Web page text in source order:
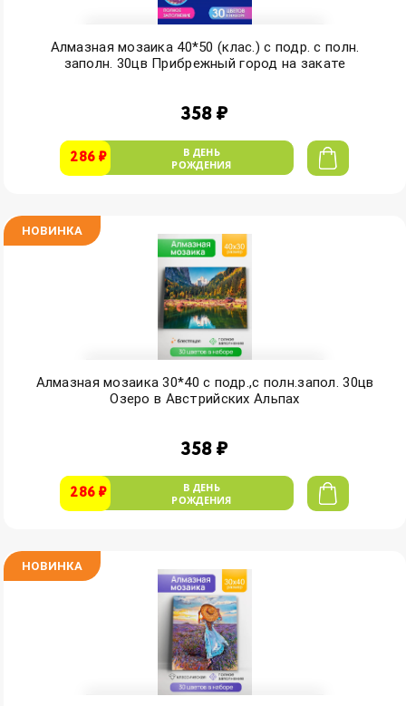
Алмазная мозаика 40*50 (клас.) с подр. с полн.
заполн. 30цв Прибрежный город на закате
358 ₽
286 ₽
В ДЕНЬ
РОЖДЕНИЯ
НОВИНКА
Алмазная мозаика 30*40 с подр.,с полн.запол. 30цв
Озеро в Австрийских Альпах
358 ₽
286 ₽
В ДЕНЬ
РОЖДЕНИЯ
НОВИНКА